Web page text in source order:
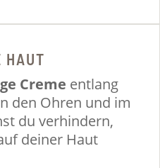
HAUT
Creme entlang
den Ohren und im
du verhindern,
deiner Haut